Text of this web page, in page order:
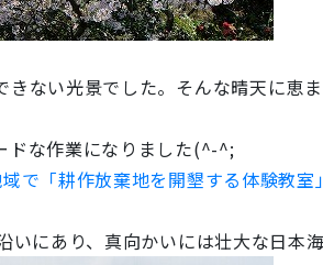
ない光景でした。そんな晴天に恵
ドな作業になりました(^-^;
で「耕作放棄地を開墾する体験教
にあり、真向かいには壮大な日本海